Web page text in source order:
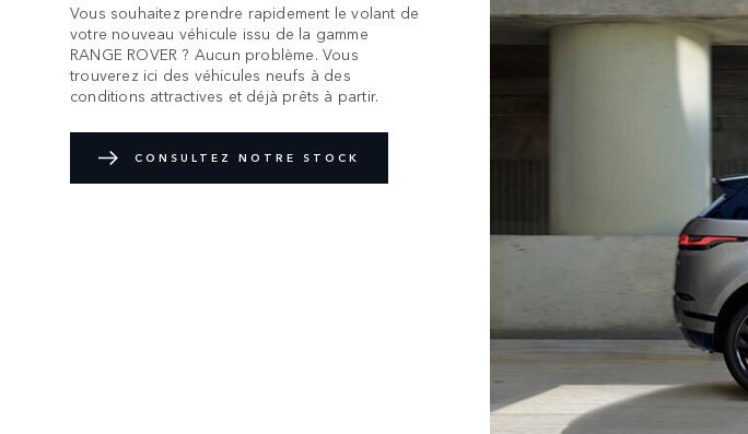
Vous souhaitez prendre rapidement le volant de
votre nouveau véhicule issu de la gamme
RANGE ROVER ? Aucun problème. Vous
trouverez ici des véhicules neufs à des
conditions attractives et déjà prêts à partir.
CONSULTEZ NOTRE STOCK